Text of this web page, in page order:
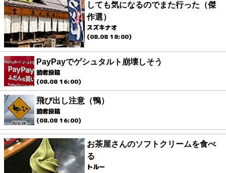
しても気になるのでまた行った（傑
作選）
スズキナオ
(08.08 18:00)
PayPayでゲシュタルト崩壊しそう
読者投稿
(08.08 16:00)
飛び出し注意（鴨）
読者投稿
(08.08 16:00)
お茶屋さんのソフトクリームを食べ
る
トルー